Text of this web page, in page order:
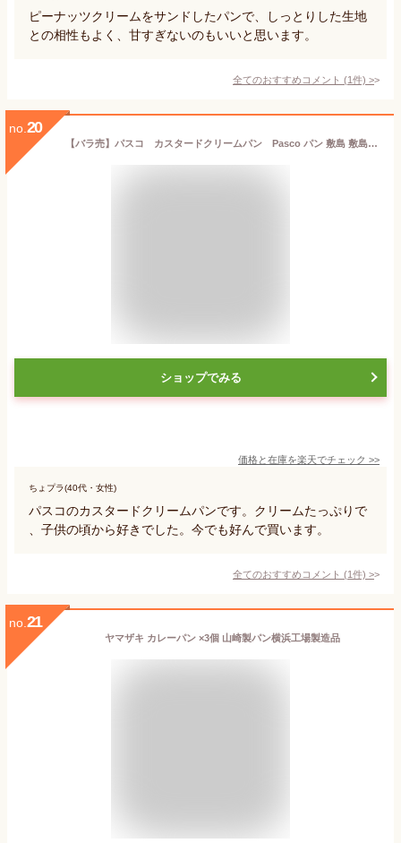
ピーナッツクリームをサンドしたパンで、しっとりした生地
との相性もよく、甘すぎないのもいいと思います。
全てのおすすめコメント (1件) >
no. 20
【バラ売】パスコ カスタードクリームパン Pasco パン 敷島 敷島製パン 菓子パン【お中元熨斗無料】
ショップでみる
価格と在庫を楽天でチェック >>
ちょプラ(40代・女性)
パスコのカスタードクリームパンです。クリームたっぷりで
、子供の頃から好きでした。今でも好んで買います。
全てのおすすめコメント (1件) >
no. 21
ヤマザキ カレーパン ×3個 山崎製パン横浜工場製造品